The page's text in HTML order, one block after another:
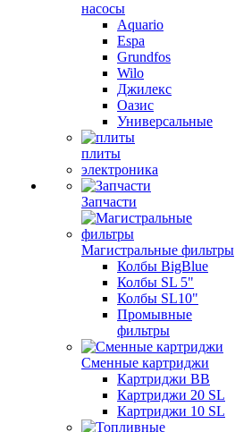
насосы
Aquario
Espa
Grundfos
Wilo
Джилекс
Оазис
Универсальные
плиты
электроника
Запчасти
Магистральные фильтры
Колбы BigBlue
Колбы SL 5"
Колбы SL10"
Промывные
фильтры
Сменные картриджи
Картриджи BB
Картриджи 20 SL
Картриджи 10 SL